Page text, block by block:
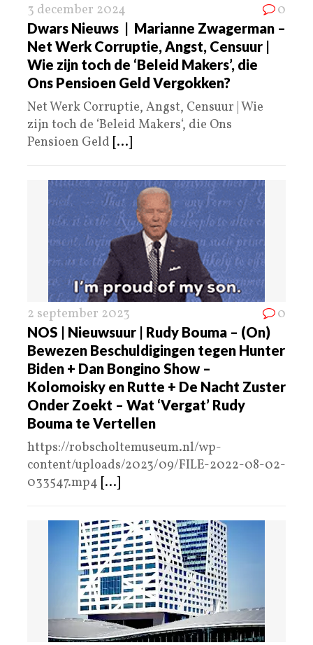
3 december 2024 0
Dwars Nieuws | Marianne Zwagerman –
Net Werk Corruptie, Angst, Censuur |
Wie zijn toch de ‘Beleid Makers’, die
Ons Pensioen Geld Vergokken?
Net Werk Corruptie, Angst, Censuur | Wie
zijn toch de ‘Beleid Makers‘, die Ons
Pensioen Geld [...]
2 september 2023 0
NOS | Nieuwsuur | Rudy Bouma – (On)
Bewezen Beschuldigingen tegen Hunter
Biden + Dan Bongino Show –
Kolomoisky en Rutte + De Nacht Zuster
Onder Zoekt – Wat ‘Vergat’ Rudy
Bouma te Vertellen
https://robscholtemuseum.nl/wp-
content/uploads/2023/09/FILE-2022-08-02-
033547.mp4 [...]